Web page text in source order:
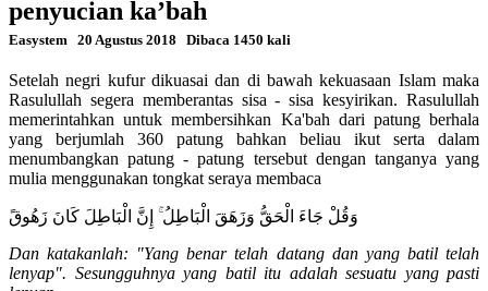
penyucian ka’bah
Easystem 20 Agustus 2018 Dibaca 1450 kali
Setelah negri kufur dikuasai dan di bawah kekuasaan Islam maka
Rasulullah segera memberantas sisa - sisa kesyirikan. Rasulullah
memerintahkan untuk membersihkan Ka'bah dari patung berhala
yang berjumlah 360 patung bahkan beliau ikut serta dalam
menumbangkan patung - patung tersebut dengan tanganya yang
mulia menggunakan tongkat seraya membaca
وَقُلْ جَاءَ الْحَقُّ وَزَهَقَ الْبَاطِلُ ۚ إِنَّ الْبَاطِلَ كَانَ زَهُوقً
Dan katakanlah: "Yang benar telah datang dan yang batil telah
lenyap". Sesungguhnya yang batil itu adalah sesuatu yang pasti